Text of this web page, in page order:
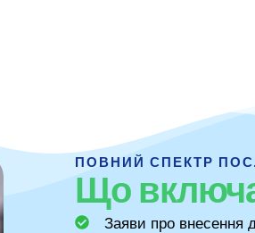
ПОВНИЙ СПЕКТР
Що
Заяви про внесення